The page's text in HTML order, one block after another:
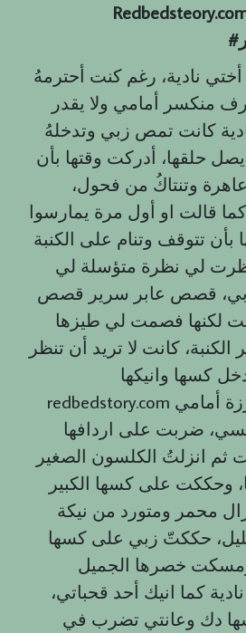
#
نادية، رغم كنت أحترمهُ
منكسر أمامي ولا يقدر
كانت تمص زبي وتدخلهُ
حلقها، أدركت وقتها بأن
وتنتاكُ من فحول،
قالت او أول مرة يمارسوا
بأن تتوقف وتنام على الكنبة
لي نظرة متؤسلة لي
قصص عابر سرير قصص
لكنها فصمت لي طيزها
كانت لا تريد أن تنظر
كسها وانيكها،
redbedstory.com طيز اختي نادية بارزة أمامي
ضربت على اردافها
ثم انزلتُ الكلسون الصغير
وحككت على كسها الكبير
محمر ومتورد من نيكة
حككتّ زبي على كسها
خصرها الجميل
كما انيك أحد قحباتي،
دك وعانتي تضرب في